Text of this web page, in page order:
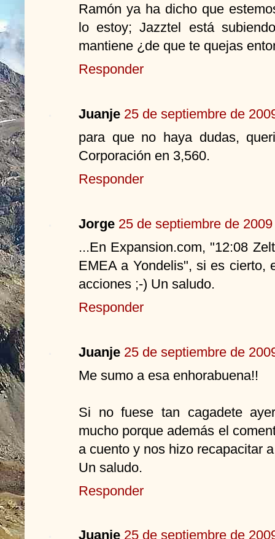
Ramón ya ha dicho que
lo estoy; Jazztel está
mantiene ¿de que te quejas
Responder
Juanje 25 de septiembre de
para que no haya dudas,
Corporación en 3,560.
Responder
Jorge 25 de septiembre de
...En Expansion.com, "12:08
EMEA a Yondelis", si es cierto,
acciones ;-) Un saludo.
Responder
Juanje 25 de septiembre de
Me sumo a esa enhorabuena!!
Si no fuese tan cagadete
mucho porque además el
a cuento y nos hizo recapacitar
Un saludo.
Responder
Juanje 25 de septiembre de